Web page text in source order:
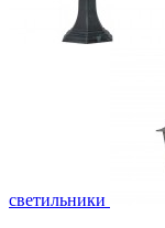
светильники